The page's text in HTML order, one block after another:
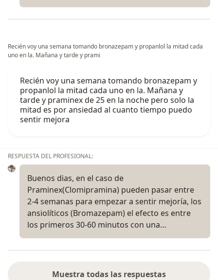
Recién voy una semana tomando bronazepam y propanlol la mitad cada
uno en la. Mañana y tarde y prami
Recién voy una semana tomando bronazepam y
propanlol la mitad cada uno en la. Mañana y
tarde y praminex de 25 en la noche pero solo la
mitad es por ansiedad al cuanto tiempo puedo
sentir mejora
RESPUESTA DEL PROFESIONAL:
Buenos dias, en el caso de
Praminex(Clomipramina) pueden pasar entre
2-4 semanas para empezar a sentir mejoría, los
ansiolíticos (Bromazepam) el efecto es entre
los primeros 30-60 minutos con una…
Muestra todas las respuestas